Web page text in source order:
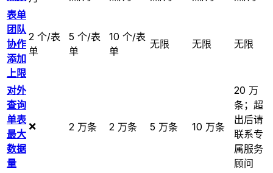
表单
团队
协作
添加
上限
2 个/表
单
5 个/表
单
10 个/表
单
无限 无限 无限
对外
查询
单表
最大
数据
量
❌ 2 万条 2 万条 5 万条 10 万条
20 万
条；超
出后请
联系专
属服务
顾问